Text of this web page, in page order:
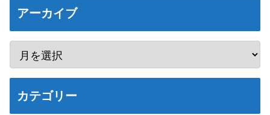
アーカイブ
カテゴリー